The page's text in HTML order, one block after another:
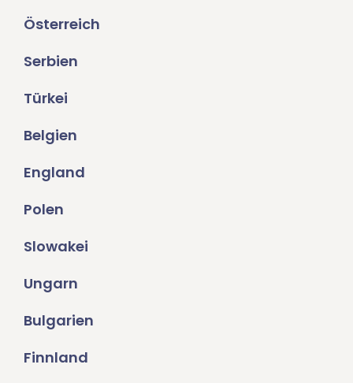
Österreich
Serbien
Türkei
Belgien
England
Polen
Slowakei
Ungarn
Bulgarien
Finnland